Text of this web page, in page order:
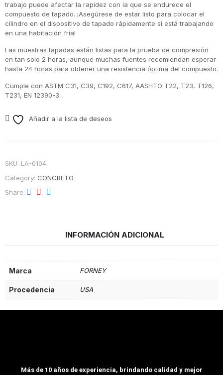
trabajo puede afectar la rapidez con la que se endurece el
compuesto de tapado. ¡Asegúrese de estar listo para colocar el
cilindro en el dispositivo de tapado rápidamente si está trabajando
en una habitación fría!
Las muestras tapadas están listas para la prueba de compresión
en tan solo 2 horas, aunque muchas fuentes recomiendan esperar
hasta 24 horas para obtener una resistencia óptima del compuesto.
Cumple con ASTM C31, C39, C192, C617, AASHTO T22, T23, T126,
T231, EN 12390-3.
Añadir a la lista de deseos
SKU: LA-0104
Category: CONCRETO
Share
INFORMACIÓN ADICIONAL
Marca FORNEY
Procedencia USA
Más de 10 años de experiencia, brindando calidad y mejor